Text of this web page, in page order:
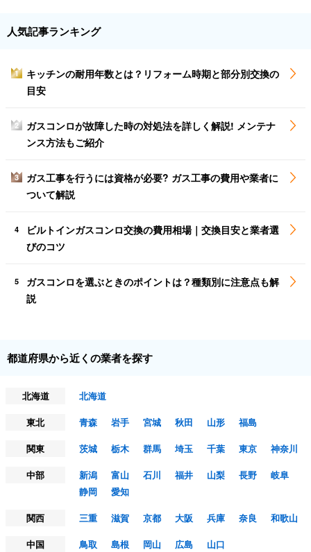
人気記事ランキング
1
キッチンの耐用年数とは？リフォーム時期と部分別交換の
目安
2
ガスコンロが故障した時の対処法を詳しく解説! メンテナ
ンス方法もご紹介
3
ガス工事を行うには資格が必要? ガス工事の費用や業者に
ついて解説
4
ビルトインガスコンロ交換の費用相場｜交換目安と業者選
びのコツ
5
ガスコンロを選ぶときのポイントは？種類別に注意点も解
説
都道府県から近くの業者を探す
北海道
北海道
東北
青森 岩手 宮城 秋田 山形
福島
関東
茨城 栃木 群馬 埼玉 千葉 東京
神奈川
中部
新潟 富山 石川 福井 山梨 長野
岐阜
静岡
愛知
関西
三重 滋賀 京都 大阪 兵庫 奈良
和歌山
中国
鳥取 島根 岡山 広島
山口